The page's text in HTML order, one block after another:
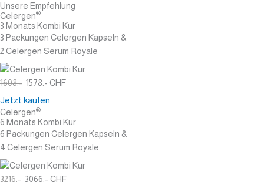
Unsere Empfehlung
Celergen®
3 Monats Kombi Kur
3 Packungen Celergen Kapseln &
2 Celergen Serum Royale
1608.- 1578.- CHF
Jetzt kaufen
Celergen®
6 Monats Kombi Kur
6 Packungen Celergen Kapseln &
4 Celergen Serum Royale
3216.- 3066.- CHF